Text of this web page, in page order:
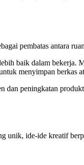
pembatas antara
baik dalam bekerja.
menyimpan berkas
peningkatan
unik, ide-ide kreatif